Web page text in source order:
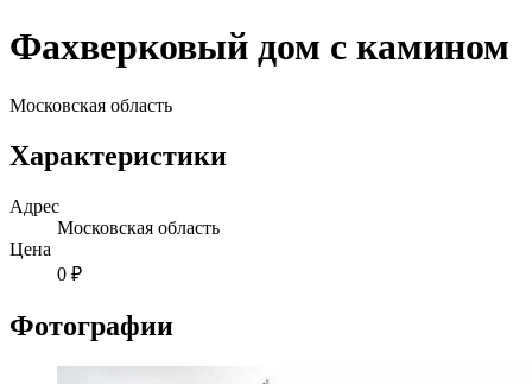
Фахверковый дом с камином
Московская область
Характеристики
Адрес
Московская область
Цена
0 ₽
Фотографии